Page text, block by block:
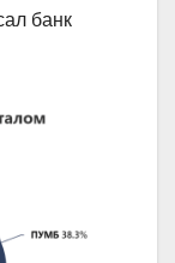
банк